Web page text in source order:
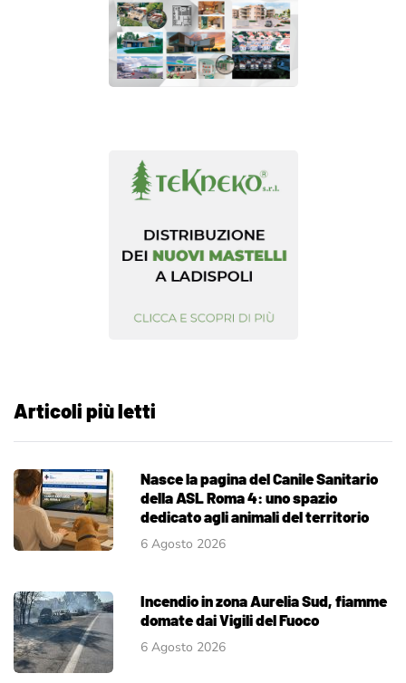
Articoli più letti
Nasce la pagina del Canile Sanitario
della ASL Roma 4: uno spazio
dedicato agli animali del territorio
6 Agosto 2026
Incendio in zona Aurelia Sud, fiamme
domate dai Vigili del Fuoco
6 Agosto 2026